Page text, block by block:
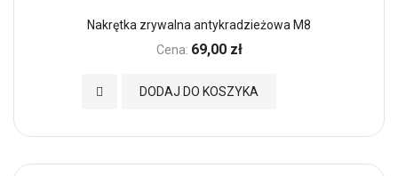
Nakrętka zrywalna antykradzieżowa M8
Cena: 69,00 zł
DODAJ DO KOSZYKA
Dodaj do Ulubionych